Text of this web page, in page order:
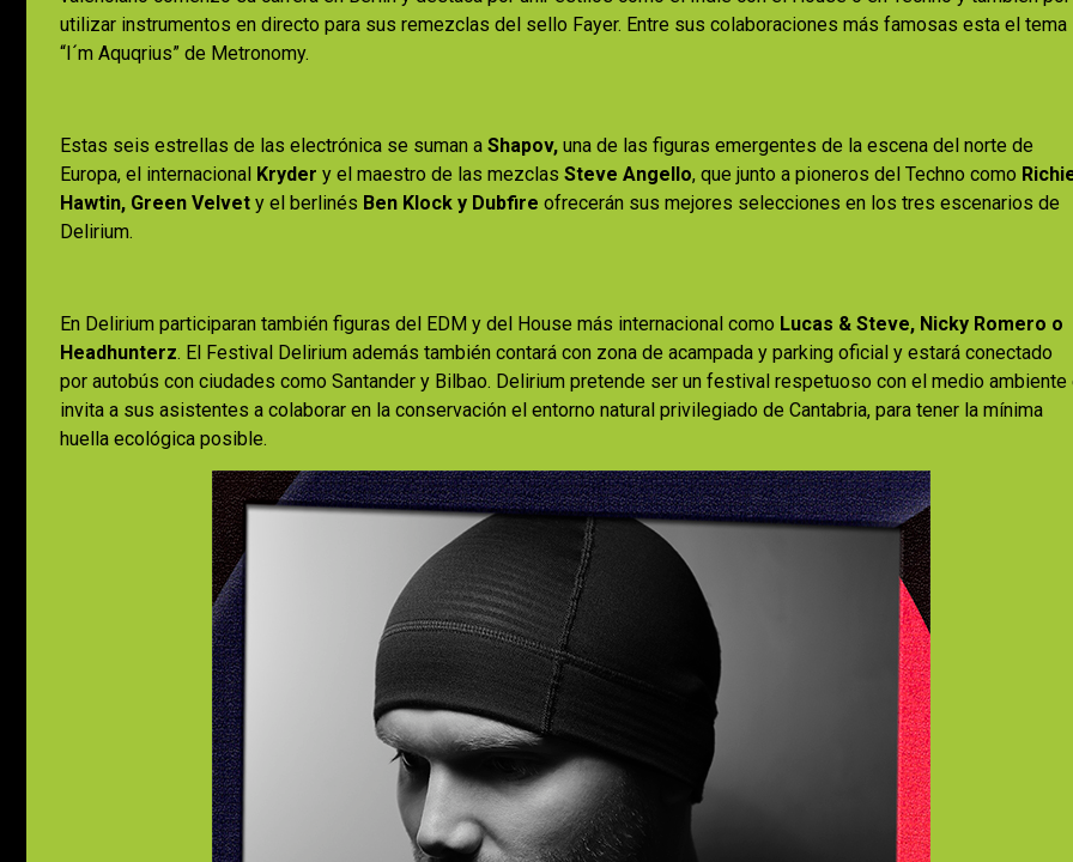
utilizar instrumentos en directo para sus remezclas del sello Fayer. Entre sus colaboraciones más famosas esta el tema
“I´m Aquqrius” de Metronomy.
Estas seis estrellas de las electrónica se suman a Shapov, una de las figuras emergentes de la escena del norte de
Europa, el internacional Kryder y el maestro de las mezclas Steve Angello, que junto a pioneros del Techno como
Hawtin, Green Velvet y el berlinés Ben Klock y Dubfire ofrecerán sus mejores selecciones en los tres escenarios de
Delirium.
En Delirium participaran también figuras del EDM y del House más internacional como Lucas & Steve, Nicky Romero o
Headhunterz. El Festival Delirium además también contará con zona de acampada y parking oficial y estará conectado
por autobús con ciudades como Santander y Bilbao. Delirium pretende ser un festival respetuoso con el medio ambiente
invita a sus asistentes a colaborar en la conservación el entorno natural privilegiado de Cantabria, para tener la mínima
huella ecológica posible.